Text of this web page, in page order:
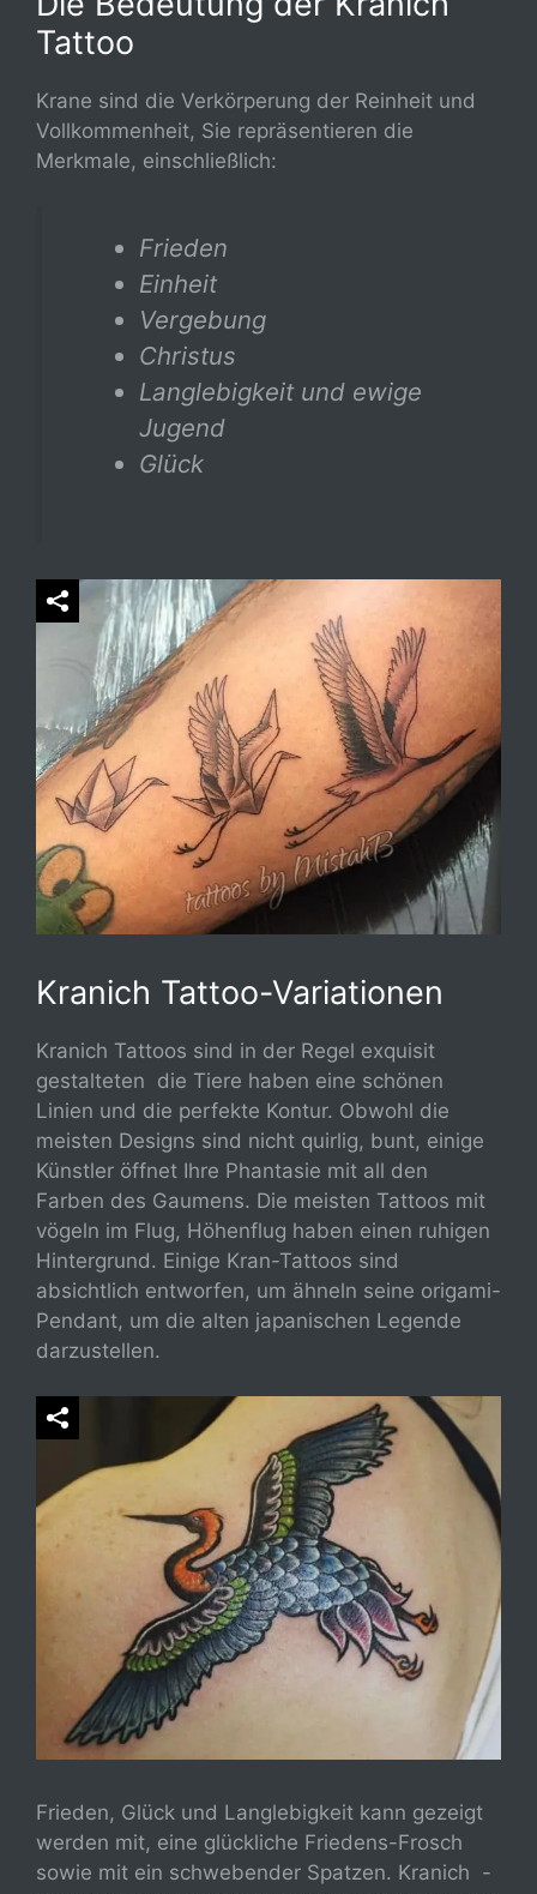
Tattoo
Krane sind die Verkörperung der Reinheit und
Vollkommenheit, Sie repräsentieren die
Merkmale, einschließlich:
Frieden
Einheit
Vergebung
Christus
Langlebigkeit und ewige
Jugend
Glück
Kranich Tattoo-Variationen
Kranich Tattoos sind in der Regel exquisit
gestalteten die Tiere haben eine schönen
Linien und die perfekte Kontur. Obwohl die
meisten Designs sind nicht quirlig, bunt, einige
Künstler öffnet Ihre Phantasie mit all den
Farben des Gaumens. Die meisten Tattoos mit
vögeln im Flug, Höhenflug haben einen ruhigen
Hintergrund. Einige Kran-Tattoos sind
absichtlich entworfen, um ähneln seine origami-
Pendant, um die alten japanischen Legende
darzustellen.
Frieden, Glück und Langlebigkeit kann gezeigt
werden mit, eine glückliche Friedens-Frosch
sowie mit ein schwebender Spatzen. Kranich -